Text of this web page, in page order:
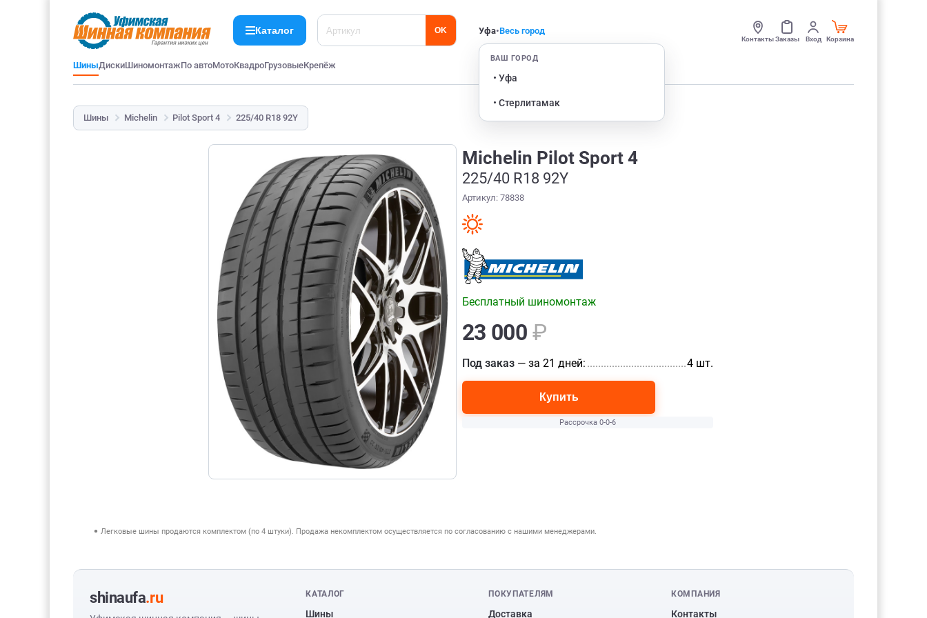
Каталог OK Уфа•Весь город
ВАШ ГОРОД
• Уфа
• Стерлитамак
КонтактыЗаказы Вход Корзина
ШиныДискиШиномонтажПо автоМотоКвадроГрузовыеКрепёж
Шины Michelin Pilot Sport 4 225/40 R18 92Y
Michelin Pilot Sport 4
225/40 R18 92Y
Артикул: 78838
Бесплатный шиномонтаж
23 000 ₽
Под заказ — за 21 дней: .................................................................
4 шт.
Купить
Рассрочка 0-0-6
Легковые шины продаются комплектом (по 4 штуки). Продажа некомплектом осуществляется по согласованию с нашими менеджерами.
shinaufa.ru КАТАЛОГ
Шины
ПОКУПАТЕЛЯМ
Доставка
КОМПАНИЯ
Контакты